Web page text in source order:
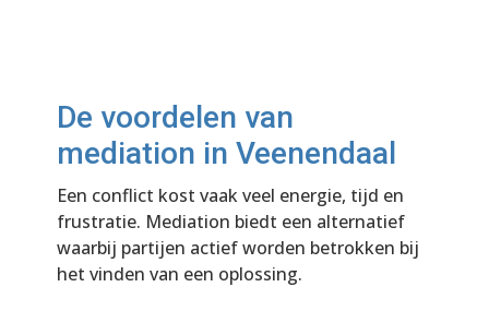
De voordelen van
mediation in Veenendaal
Een conflict kost vaak veel energie, tijd en
frustratie. Mediation biedt een alternatief
waarbij partijen actief worden betrokken bij
het vinden van een oplossing.